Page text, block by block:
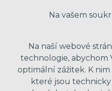
Na vašem
Na naší webové
technologie, abychom
optimální zážitek. K
které jsou